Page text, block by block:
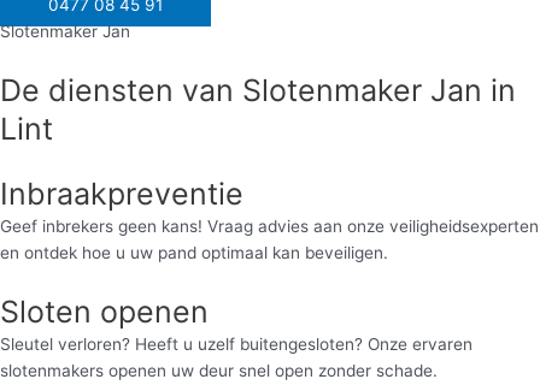
0477 08 45 91
Slotenmaker Jan
De diensten van Slotenmaker Jan in
Lint
Inbraakpreventie
Geef inbrekers geen kans! Vraag advies aan onze veiligheidsexperten
en ontdek hoe u uw pand optimaal kan beveiligen.
Sloten openen
Sleutel verloren? Heeft u uzelf buitengesloten? Onze ervaren
slotenmakers openen uw deur snel open zonder schade.